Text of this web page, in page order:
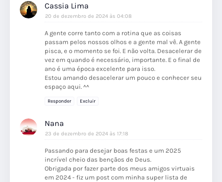
Cassia Lima
20 de dezembro de 2024 às 04:08
A gente corre tanto com a rotina que as coisas
passam pelos nossos olhos e a gente mal vê. A gente
pisca, e o momento se foi. E não volta. Desacelerar de
vez em quando é necessário, importante. E o final de
ano é uma época excelente para isso.
Estou amando desacelerar um pouco e conhecer seu
espaço aqui. ^^
Responder Excluir
Nana
23 de dezembro de 2024 às 17:18
Passando para desejar boas festas e um 2025
incrível cheio das bençãos de Deus.
Obrigada por fazer parte dos meus amigos virtuais
em 2024 - fiz um post com minha super lista de